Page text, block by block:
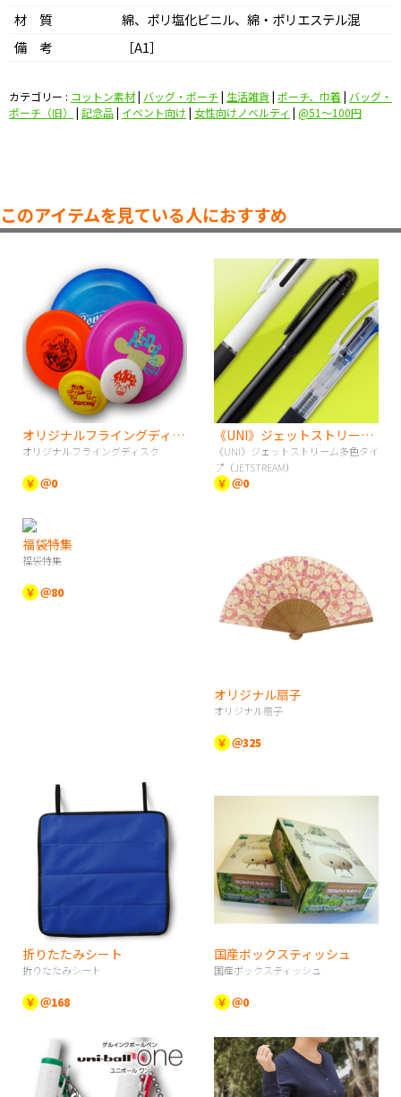
材 質
綿、ポリ塩化ビニル、綿・ポリエステル混
備 考
［A1］
カテゴリー : コットン素材| バッグ・ポーチ| 生活雑貨| ポーチ、巾着 | バッグ・
ポーチ（旧）
| 記念品| イベント向け | 女性向けノベルティ | @51〜100円
このアイテムを見ている人におすすめ
オリジナルフライングディスク
オリジナルフライングディスク
￥ ＠0
《UNI》ジェットストリーム多色タイプ（JETSTREAM）
《UNI》ジェットストリーム多色タイ
プ（JETSTREAM）
￥ ＠0
福袋特集
福袋特集
￥ ＠80
オリジナル扇子
オリジナル扇子
￥ ＠325
折りたたみシート
折りたたみシート
￥ ＠168
国産ボックスティッシュ
国産ボックスティッシュ
￥ ＠0